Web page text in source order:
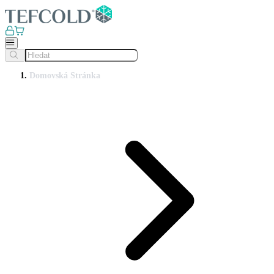
Domovská Stránka